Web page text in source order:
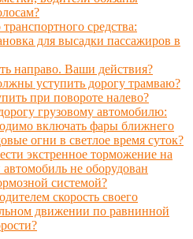
средства:
для высадки пассажиров в
направо. Ваши действия?
уступить дорогу трамваю?
при повороте налево?
грузовому автомобилю:
включать фары ближнего
огни в светлое время суток?
экстренное торможение на
автомобиль не оборудован
системой?
скорость своего
движении по равнинной